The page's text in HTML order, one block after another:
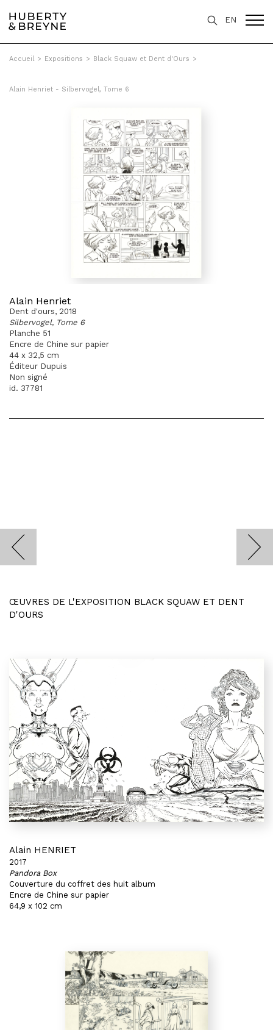
EN
Accueil > Expositions > Black Squaw et Dent d'Ours >
Alain Henriet - Silbervogel, Tome 6
Alain Henriet
Dent d'ours, 2018
Silbervogel, Tome 6
Planche 51
Encre de Chine sur papier
44 x 32,5 cm
Éditeur Dupuis
Non signé
id. 37781
ŒUVRES DE L'EXPOSITION BLACK SQUAW ET DENT
D'OURS
Alain HENRIET
2017
Pandora Box
Couverture du coffret des huit album
Encre de Chine sur papier
64,9 x 102 cm